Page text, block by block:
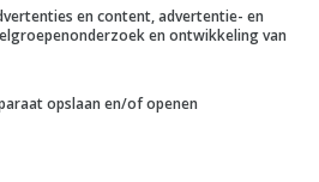
en content, advertentie- en
en ontwikkeling van
opslaan en/of openen